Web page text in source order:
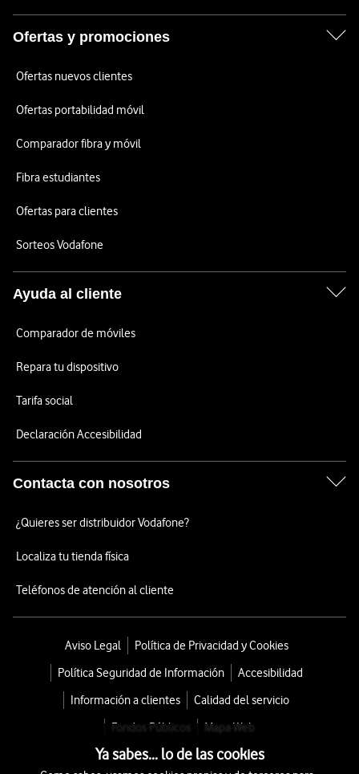
Ofertas y promociones
Ofertas nuevos clientes
Ofertas portabilidad móvil
Comparador fibra y móvil
Fibra estudiantes
Ofertas para clientes
Sorteos Vodafone
Ayuda al cliente
Comparador de móviles
Repara tu dispositivo
Tarifa social
Declaración Accesibilidad
Contacta con nosotros
¿Quieres ser distribuidor Vodafone?
Localiza tu tienda física
Teléfonos de atención al cliente
Aviso Legal
Política de Privacidad y Cookies
Política Seguridad de Información
Accesibilidad
Información a clientes
Calidad del servicio
Fondos Públicos
Mapa Web
Ya sabes... lo de las cookies